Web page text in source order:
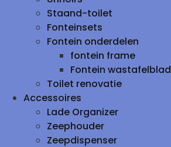
Staand-toilet
Fonteinsets
Fontein onderdelen
fontein frame
Fontein wastafelblad
Toilet renovatie
Accessoires
Lade Organizer
Zeephouder
Zeepdispenser